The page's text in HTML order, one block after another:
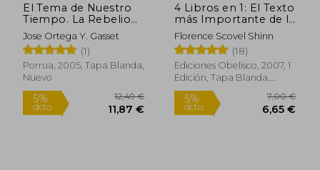
El Tema de Nuestro
Tiempo. La Rebelion
de las Masas
Jose Ortega Y. Gasset
(1)
Porrua, 2005, Tapa Blanda,
Nuevo
4 Libros en 1: El Texto
más Importante de la
Metafísica del Siglo xx
Florence Scovel Shinn
(18)
Ediciones Obelisco, 2007, 1
Edición, Tapa Blanda,
Nuevo